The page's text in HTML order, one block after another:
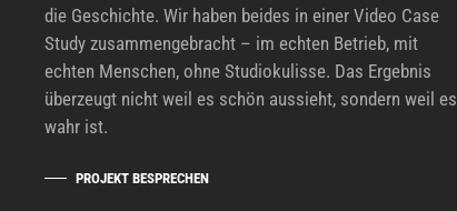
die Geschichte. Wir haben beides in einer Video Case
Study zusammengebracht – im echten Betrieb, mit
echten Menschen, ohne Studiokulisse. Das Ergebnis
überzeugt nicht weil es schön aussieht, sondern weil es
wahr ist.
PROJEKT BESPRECHEN